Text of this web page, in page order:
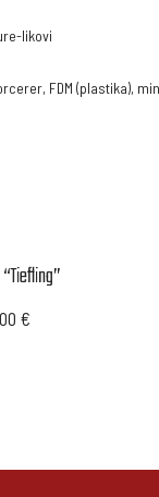
likovi
, FDM (plastika),
€